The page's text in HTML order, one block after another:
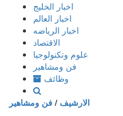
إذهب
المحتوى
اخبار الخليج
اخبار العالم
اخبار الرياضه
الاقتصاد
علوم وتكنولوجيا
فن ومشاهير
وظائف
الارشيف / فن ومشاهير